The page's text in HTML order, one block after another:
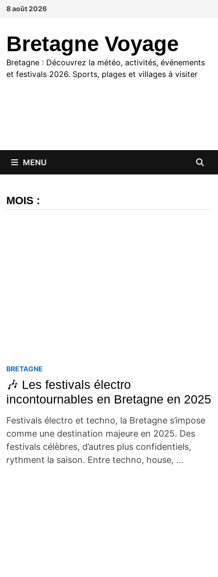
Passer
8 août 2026
Bretagne Voyage
Bretagne : Découvrez la météo, activités, événements
et festivals 2026. Sports, plages et villages à visiter
MENU
MOIS :
BRETAGNE
🎶 Les festivals électro
incontournables en Bretagne en 2025
Festivals électro et techno, la Bretagne s’impose
comme une destination majeure en 2025. Des
festivals célèbres, d’autres plus confidentiels,
rythment la saison. Entre techno, house, …